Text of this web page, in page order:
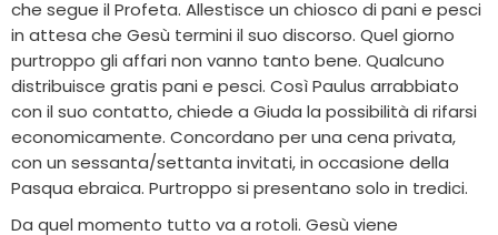
che segue il Profeta. Allestisce un chiosco di pani e pesci
in attesa che Gesù termini il suo discorso. Quel giorno
purtroppo gli affari non vanno tanto bene. Qualcuno
distribuisce gratis pani e pesci. Così Paulus arrabbiato
con il suo contatto, chiede a Giuda la possibilità di rifarsi
economicamente. Concordano per una cena privata,
con un sessanta/settanta invitati, in occasione della
Pasqua ebraica. Purtroppo si presentano solo in tredici.
Da quel momento tutto va a rotoli. Gesù viene